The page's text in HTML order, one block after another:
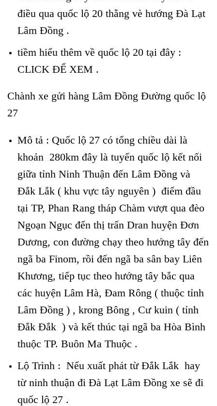
điều qua quốc lộ 20 thằng vè hướng Đà Lạt
Lâm Đồng .
tiềm hiểu thêm về quốc lộ 20 tại đây :
CLICK ĐỂ XEM .
Chành xe gửi hàng Lâm Đồng Đường quốc lộ
27
Mô tả : Quốc lộ 27 có tổng chiều dài là
khoản 280km đây là tuyến quốc lộ kết nối
giữa tỉnh Ninh Thuận đến Lâm Đồng và
Đắk Lắk ( khu vực tây nguyên ) điểm đầu
tại TP, Phan Rang tháp Chàm vượt qua đèo
Ngoạn Ngục đến thị trấn Dran huyện Đơn
Dương, con đường chạy theo hướng tây đến
ngã ba Finom, rồi đến ngã ba sân bay Liên
Khương, tiếp tục theo hướng tây bắc qua
các huyện Lâm Hà, Đam Rông ( thuộc tỉnh
Lâm Đồng ) , krong Bông , Cư kuin ( tỉnh
Đắk Đắk ) và kết thúc tại ngã ba Hòa Bình
thuộc TP. Buôn Ma Thuộc .
Lộ Trình : Nếu xuất phát từ Đắk Lắk hay
từ ninh thuận đi Đà Lạt Lâm Đồng xe sẽ đi
quốc lộ 27 .